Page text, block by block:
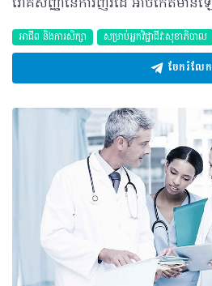
អាជីព និងការសិក្សា សម្រាប់អ្នកវិជ្ជាជីវៈសុខាភិបាល
ចែករំលែក